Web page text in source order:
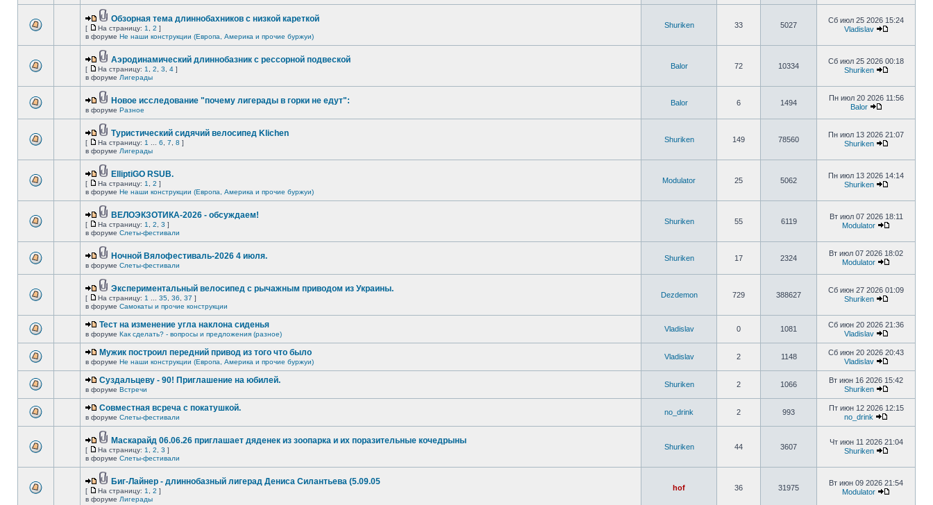
Обзорная тема длиннобахников с низкой кареткой
[ На страницу: 1 2 ]
в форуме Не наши конструкции (Европа, Америка и прочие буржуи)
Shuriken 33 5027
Сб июл 25 2026 15:24
Vladislav
Аэродинамический длиннобазник с рессорной подвеской
[ На страницу: 1 2 3 4 ]
в форуме Лигерады
Balor 72 10334
Сб июл 25 2026 00:18
Shuriken
Новое исследование "почему лигерады в горки не едут":
в форуме Разное
Balor 6 1494
Пн июл 20 2026 11:56
Balor
Туристический сидячий велосипед Klichen
[ На страницу: 1 6 7 8 ]
в форуме Лигерады
Shuriken 149 78560
Пн июл 13 2026 21:07
Shuriken
ElliptiGO RSUB.
[ На страницу: 1 2 ]
в форуме Не наши конструкции (Европа, Америка и прочие буржуи)
Modulator 25 5062
Пн июл 13 2026 14:14
Shuriken
ВЕЛОЭКЗОТИКА-2026 - обсуждаем!
[ На страницу: 1 2 3 ]
в форуме Слеты-фестивали
Shuriken 55 6119
Вт июл 07 2026 18:11
Modulator
Ночной Вялофестиваль-2026 4 июля.
в форуме Слеты-фестивали
Shuriken 17 2324
Вт июл 07 2026 18:02
Modulator
Экспериментальный велосипед с рычажным приводом из Украины.
[ На страницу: 1 35 36 37 ]
в форуме Самокаты и прочие конструкции
Dezdemon 729 388627
Сб июн 27 2026 01:09
Shuriken
Тест на изменение угла наклона сиденья
в форуме Как сделать? - вопросы и предложения (разное)
Vladislav 0 1081
Сб июн 20 2026 21:36
Vladislav
Мужик построил передний привод из того что было
в форуме Не наши конструкции (Европа, Америка и прочие буржуи)
Vladislav 2 1148
Сб июн 20 2026 20:43
Vladislav
Суздальцеву - 90! Приглашение на юбилей.
в форуме Встречи
Shuriken 2 1066
Вт июн 16 2026 15:42
Shuriken
Совместная всреча с покатушкой.
в форуме Слеты-фестивали
no_drink 2 993
Пт июн 12 2026 12:15
no_drink
Маскарайд 06.06.26 приглашает дяденек из зоопарка и их поразительные кочедрыны
[ На страницу: 1 2 3 ]
в форуме Слеты-фестивали
Shuriken 44 3607
Чт июн 11 2026 21:04
Shuriken
Биг-Лайнер - длиннобазный лигерад Дениса Силантьева (5.09.05
[ На страницу: 1 2 ]
в форуме Лигерады
hof 36 31975
Вт июн 09 2026 21:54
Modulator